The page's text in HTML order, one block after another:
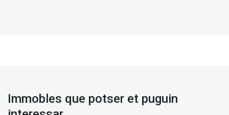
Immobles que potser et puguin